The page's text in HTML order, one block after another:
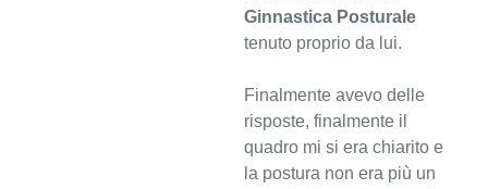
Ginnastica Posturale
tenuto proprio da lui.
Finalmente avevo delle
risposte, finalmente il
quadro mi si era chiarito e
la postura non era più un